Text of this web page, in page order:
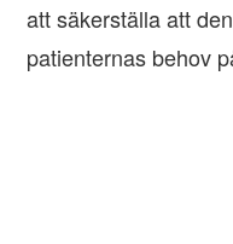
att säkerställa att
patienternas behov